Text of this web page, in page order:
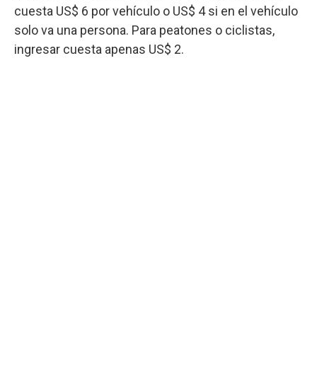
cuesta US$ 6 por vehículo o US$ 4 si en el vehículo
solo va una persona. Para peatones o ciclistas,
ingresar cuesta apenas US$ 2.